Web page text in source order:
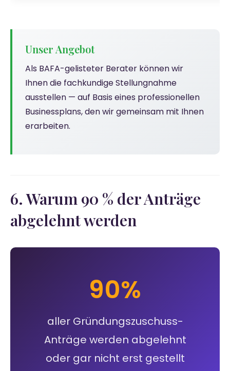
Unser Angebot
Als BAFA-gelisteter Berater können wir
Ihnen die fachkundige Stellungnahme
ausstellen — auf Basis eines professionellen
Businessplans, den wir gemeinsam mit Ihnen
erarbeiten.
6. Warum 90 % der Anträge
abgelehnt werden
90%
aller Gründungszuschuss-
Anträge werden abgelehnt
oder gar nicht erst gestellt